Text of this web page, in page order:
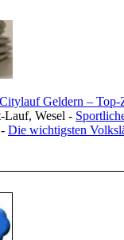
Citylauf Geldern –
Wesel -
- Die wichtigsten